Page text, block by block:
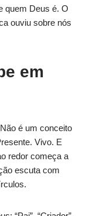
quem Deus é. O
ouviu sobre nós
em
é um conceito
Vivo. E
redor começa a
escuta com